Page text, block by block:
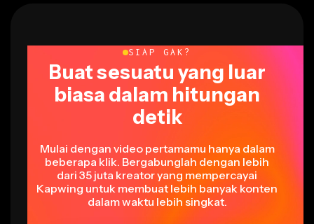
SIAP GAK?
Buat sesuatu yang luar
biasa dalam hitungan
detik
Mulai dengan video pertamamu hanya dalam
beberapa klik. Bergabunglah dengan lebih
dari 35 juta kreator yang mempercayai
Kapwing untuk membuat lebih banyak konten
dalam waktu lebih singkat.